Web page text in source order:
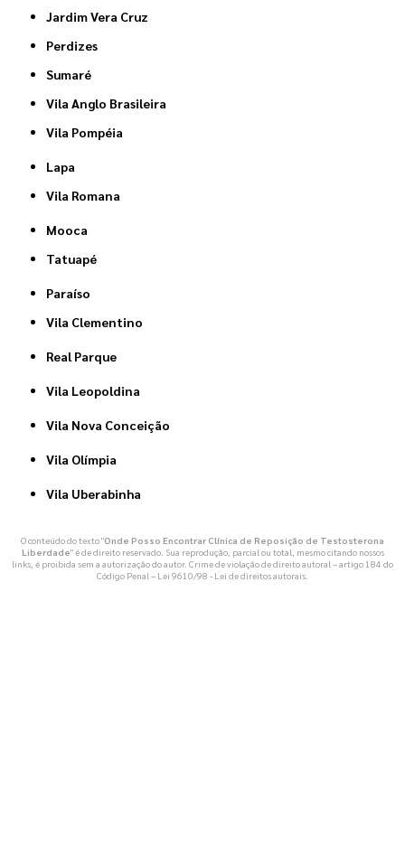
Jardim Vera Cruz
Perdizes
Sumaré
Vila Anglo Brasileira
Vila Pompéia
Lapa
Vila Romana
Mooca
Tatuapé
Paraíso
Vila Clementino
Real Parque
Vila Leopoldina
Vila Nova Conceição
Vila Olímpia
Vila Uberabinha
O conteúdo do texto "Onde Posso Encontrar Clínica de Reposição de Testosterona
Liberdade" é de direito reservado. Sua reprodução, parcial ou total, mesmo citando nossos
links, é proibida sem a autorização do autor. Crime de violação de direito autoral – artigo 184 do
Código Penal – Lei 9610/98 - Lei de direitos autorais